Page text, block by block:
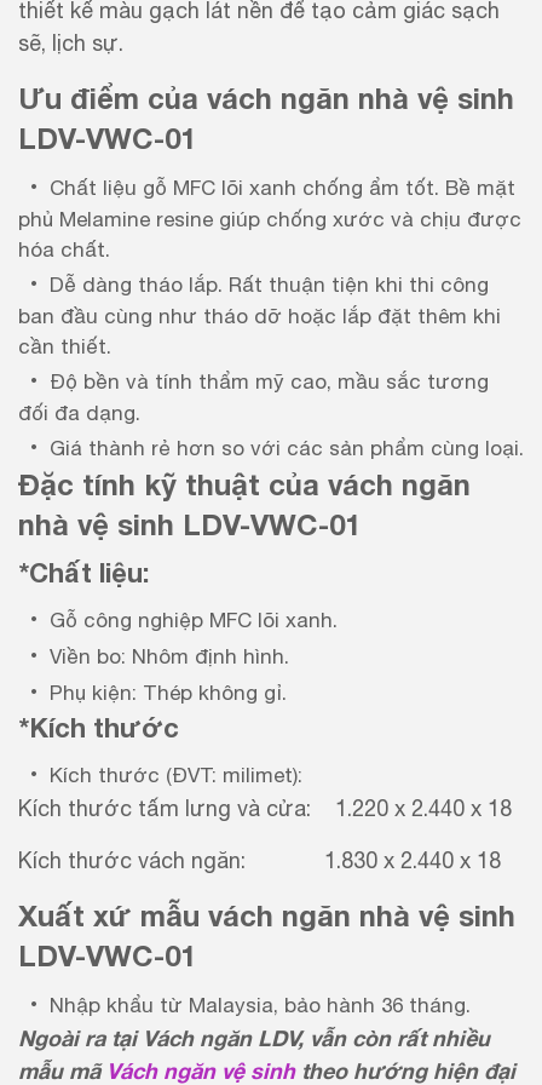
thiết kế màu gạch lát nền để tạo cảm giác sạch
sẽ, lịch sự.
Ưu điểm của vách ngăn nhà vệ sinh
LDV-VWC-01
Chất liệu gỗ MFC lõi xanh chống ẩm tốt. Bề mặt
phủ Melamine resine giúp chống xước và chịu được
hóa chất.
Dễ dàng tháo lắp. Rất thuận tiện khi thi công
ban đầu cùng như tháo dỡ hoặc lắp đặt thêm khi
cần thiết.
Độ bền và tính thẩm mỹ cao, mầu sắc tương
đối đa dạng.
Giá thành rẻ hơn so với các sản phẩm cùng loại.
Đặc tính kỹ thuật của vách ngăn
nhà vệ sinh LDV-VWC-01
*Chất liệu:
Gỗ công nghiệp MFC lõi xanh.
Viền bo: Nhôm định hình.
Phụ kiện: Thép không gỉ.
*Kích thước
Kích thước (ĐVT: milimet):
Kích thước tấm lưng và cửa: 1.220 x 2.440 x 18
Kích thước vách ngăn: 1.830 x 2.440 x 18
Xuất xứ mẫu vách ngăn nhà vệ sinh
LDV-VWC-01
Nhập khẩu từ Malaysia, bảo hành 36 tháng.
Ngoài ra tại Vách ngăn LDV, vẫn còn rất nhiều
mẫu mã Vách ngăn vệ sinhtheo hướng hiện đại